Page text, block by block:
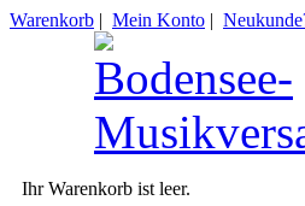
Warenkorb | Mein Konto |
Ihr Warenkorb ist leer.